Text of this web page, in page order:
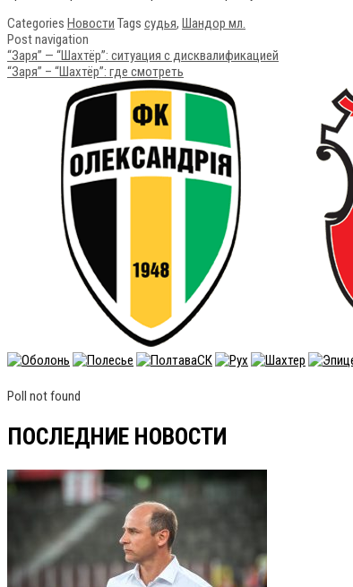
Categories Новости Tags судья, Шандор мл.
Post navigation
“Заря” — “Шахтёр”: ситуация с дисквалификацией
“Заря” – “Шахтёр”: где смотреть
Poll not found
ПОСЛЕДНИЕ НОВОСТИ